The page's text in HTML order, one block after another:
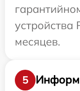
устройства
месяцев.
5